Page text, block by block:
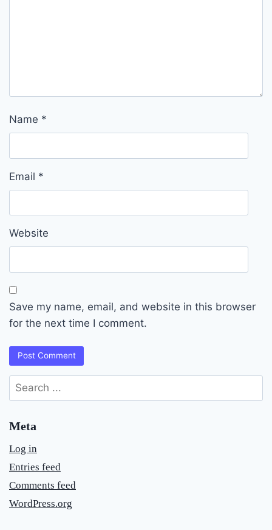
Name *
Email *
Website
Save my name, email, and website in this browser
for the next time I comment.
Search
for:
Meta
Log in
Entries feed
Comments feed
WordPress.org